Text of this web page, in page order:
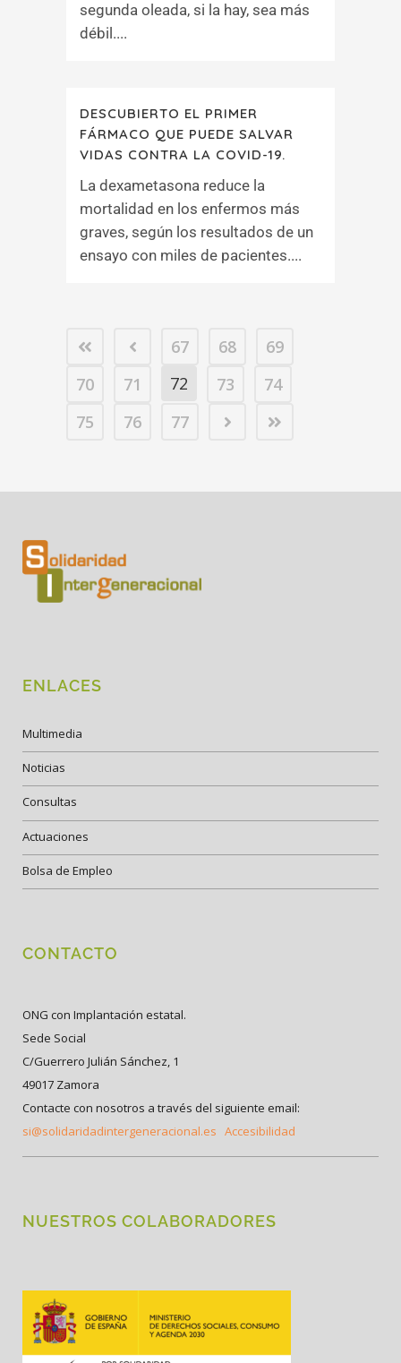
segunda oleada, si la hay, sea más
débil....
DESCUBIERTO EL PRIMER
FÁRMACO QUE PUEDE SALVAR
VIDAS CONTRA LA COVID-19.
La dexametasona reduce la
mortalidad en los enfermos más
graves, según los resultados de un
ensayo con miles de pacientes....
67 68
69
70
71 72 73
74
75
76 77
ENLACES
Multimedia
Noticias
Consultas
Actuaciones
Bolsa de Empleo
CONTACTO
ONG con Implantación estatal.
Sede Social
C/Guerrero Julián Sánchez, 1
49017 Zamora
Contacte con nosotros a través del siguiente email:
si@solidaridadintergeneracional.es Accesibilidad
NUESTROS COLABORADORES